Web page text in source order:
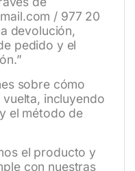
/ 977 20
devolución,
pedido y el
sobre cómo
incluyendo
el método de
el producto y
con nuestras